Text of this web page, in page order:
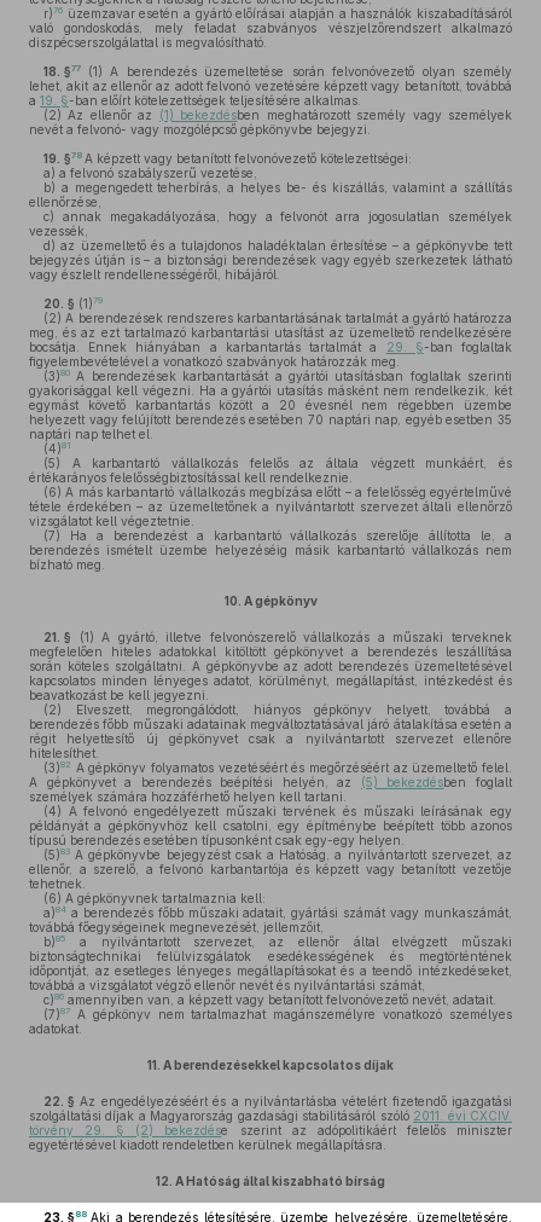
r)76 üzemzavar esetén a gyártó előírásai alapján a használók kiszabadításáról
való gondoskodás, mely feladat szabványos vészjelzőrendszert alkalmazó
diszpécserszolgálattal is megvalósítható.
18. §77 (1) A berendezés üzemeltetése során felvonóvezető olyan személy
lehet, akit az ellenőr az adott felvonó vezetésére képzett vagy betanított, továbbá
a 19. §-ban előírt kötelezettségek teljesítésére alkalmas.
(2) Az ellenőr az (1) bekezdésben meghatározott személy vagy személyek
nevét a felvonó- vagy mozgólépcső gépkönyvbe bejegyzi.
19. §78 A képzett vagy betanított felvonóvezető kötelezettségei:
a) a felvonó szabályszerű vezetése,
b) a megengedett teherbírás, a helyes be- és kiszállás, valamint a szállítás
ellenőrzése,
c) annak megakadályozása, hogy a felvonót arra jogosulatlan személyek
vezessék,
d) az üzemeltető és a tulajdonos haladéktalan értesítése – a gépkönyvbe tett
bejegyzés útján is – a biztonsági berendezések vagy egyéb szerkezetek látható
vagy észlelt rendellenességéről, hibájáról.
20. § (1)79
(2) A berendezések rendszeres karbantartásának tartalmát a gyártó határozza
meg, és az ezt tartalmazó karbantartási utasítást az üzemeltető rendelkezésére
bocsátja. Ennek hiányában a karbantartás tartalmát a
29. §-ban foglaltak
figyelembevételével a vonatkozó szabványok határozzák meg.
(3)80 A berendezések karbantartását a gyártói utasításban foglaltak szerinti
gyakorisággal kell végezni. Ha a gyártói utasítás másként nem rendelkezik, két
egymást követő karbantartás között a 20 évesnél nem régebben üzembe
helyezett vagy felújított berendezés esetében 70 naptári nap, egyéb esetben 35
naptári nap telhet el.
(4)81
(5) A karbantartó vállalkozás felelős az általa végzett munkáért, és
értékarányos felelősségbiztosítással kell rendelkeznie.
(6) A más karbantartó vállalkozás megbízása előtt – a felelősség egyértelművé
tétele érdekében – az üzemeltetőnek a nyilvántartott szervezet általi ellenőrző
vizsgálatot kell végeztetnie.
(7) Ha a berendezést a karbantartó vállalkozás szerelője állította le, a
berendezés ismételt üzembe helyezéséig másik karbantartó vállalkozás nem
bízható meg.
10. A gépkönyv
21. § (1) A gyártó, illetve felvonószerelő vállalkozás a műszaki terveknek
megfelelően hiteles adatokkal kitöltött gépkönyvet a berendezés leszállítása
során köteles szolgáltatni. A gépkönyvbe az adott berendezés üzemeltetésével
kapcsolatos minden lényeges adatot, körülményt, megállapítást, intézkedést és
beavatkozást be kell jegyezni.
(2) Elveszett, megrongálódott, hiányos gépkönyv helyett, továbbá a
berendezés főbb műszaki adatainak megváltoztatásával járó átalakítása esetén a
régit helyettesítő új gépkönyvet csak a nyilvántartott szervezet ellenőre
hitelesíthet.
(3)82 A gépkönyv folyamatos vezetéséért és megőrzéséért az üzemeltető felel.
A gépkönyvet a berendezés beépítési helyén, az (5) bekezdésben foglalt
személyek számára hozzáférhető helyen kell tartani.
(4) A felvonó engedélyezett műszaki tervének és műszaki leírásának egy
példányát a gépkönyvhöz kell csatolni, egy építménybe beépített több azonos
típusú berendezés esetében típusonként csak egy-egy helyen.
(5)83 A gépkönyvbe bejegyzést csak a Hatóság, a nyilvántartott szervezet, az
ellenőr, a szerelő, a felvonó karbantartója és képzett vagy betanított vezetője
tehetnek.
(6) A gépkönyvnek tartalmaznia kell:
a)84 a berendezés főbb műszaki adatait, gyártási számát vagy munkaszámát,
továbbá főegységeinek megnevezését, jellemzőit,
b)85
a nyilvántartott szervezet, az ellenőr által elvégzett műszaki
biztonságtechnikai felülvizsgálatok esedékességének és megtörténtének
időpontját, az esetleges lényeges megállapításokat és a teendő intézkedéseket,
továbbá a vizsgálatot végző ellenőr nevét és nyilvántartási számát,
c)86 amennyiben van, a képzett vagy betanított felvonóvezető nevét, adatait.
(7)87
A gépkönyv nem tartalmazhat magánszemélyre vonatkozó személyes
adatokat.
11. A berendezésekkel kapcsolatos díjak
22. § Az engedélyezéséért és a nyilvántartásba vételért fizetendő igazgatási
szolgáltatási díjak a Magyarország gazdasági stabilitásáról szóló 2011. évi CXCIV.
törvény 29. § (2) bekezdése szerint az adópolitikáért felelős miniszter
egyetértésével kiadott rendeletben kerülnek megállapításra.
12. A Hatóság által kiszabható bírság
23. §88 Aki a berendezés létesítésére, üzembe helyezésére, üzemeltetésére,